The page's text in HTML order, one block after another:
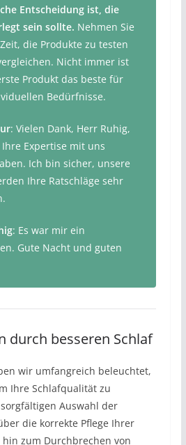
Entscheidung ist, die
sein sollte. Nehmen Sie
die Produkte zu testen
Nicht immer ist
Produkt das beste für
Bedürfnisse.
: Vielen Dank, Herr Ruhig,
Ihre Expertise mit uns
Ich bin sicher, unsere
Ihre Ratschläge sehr
: Es war mir ein
Gute Nacht und guten
durch besseren Schlaf
wir umfangreich beleuchtet,
Ihre Schlafqualität zu
Auswahl der
die korrekte Pflege Ihrer
zum Durchbrechen von